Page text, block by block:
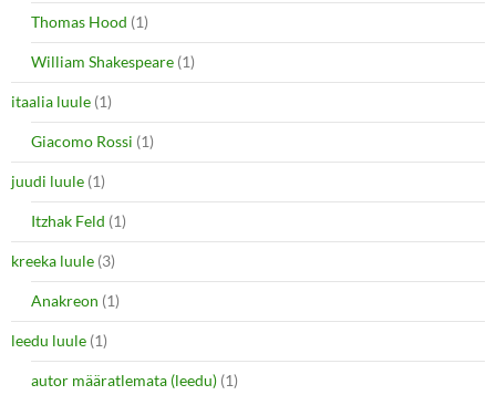
Thomas Hood (1)
William Shakespeare (1)
itaalia luule (1)
Giacomo Rossi (1)
juudi luule (1)
Itzhak Feld (1)
kreeka luule (3)
Anakreon (1)
leedu luule (1)
autor määratlemata (leedu) (1)